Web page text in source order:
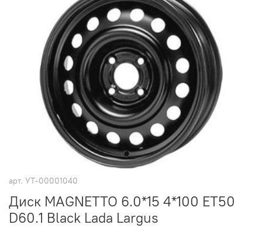
арт. УТ-00001040
Диск MAGNETTO 6.0*15 4*100 ET50
D60.1 Black Lada Largus